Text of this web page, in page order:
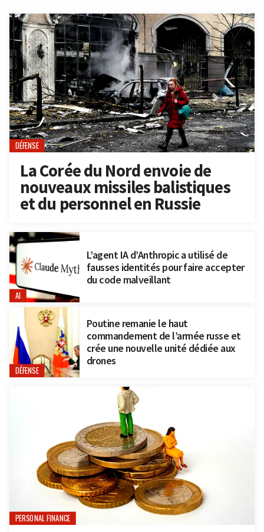
DÉFENSE
La Corée du Nord envoie de
nouveaux missiles balistiques
et du personnel en Russie
AI
L’agent IA d’Anthropic a utilisé de
fausses identités pour faire accepter
du code malveillant
DÉFENSE
Poutine remanie le haut
commandement de l’armée russe et
crée une nouvelle unité dédiée aux
drones
PERSONAL FINANCE